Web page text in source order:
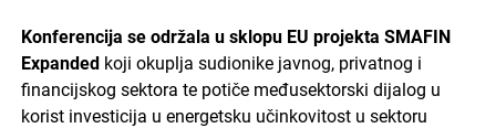
Konferencija se održala u sklopu EU projekta SMAFIN
Expandedkoji okuplja sudionike javnog, privatnog i
financijskog sektora te potiče međusektorski dijalog u
korist investicija u energetsku učinkovitost u sektoru